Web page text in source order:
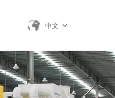
中文